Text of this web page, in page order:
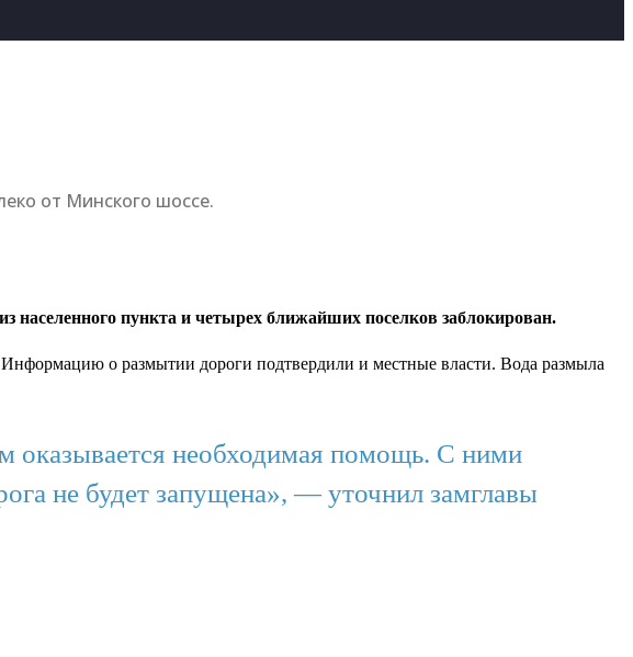
от Минского шоссе.
населенного пункта и четырех ближайших поселков заблокирован.
Информацию о размытии дороги подтвердили и местные власти. Вода размыла
необходимая помощь. С ними
не будет запущена», — уточнил замглавы